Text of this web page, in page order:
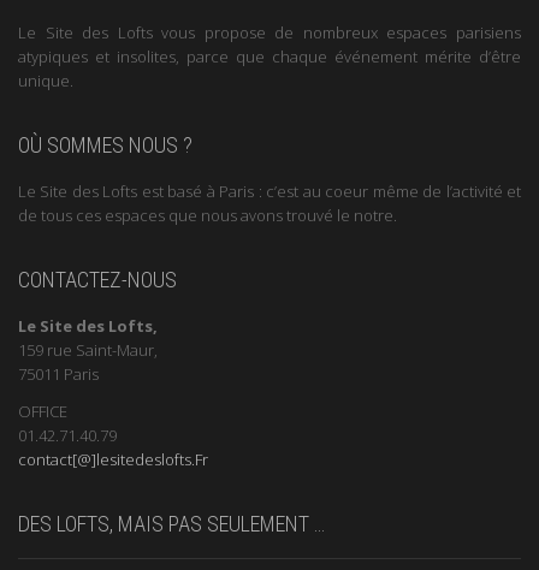
Le Site des Lofts vous propose de nombreux espaces parisiens
atypiques et insolites, parce que chaque événement mérite d’être
unique.
OÙ SOMMES NOUS ?
Le Site des Lofts est basé à Paris : c’est au coeur même de l’activité et
de tous ces espaces que nous avons trouvé le notre.
CONTACTEZ-NOUS
Le Site des Lofts,
159 rue Saint-Maur,
75011 Paris
OFFICE
01.42.71.40.79
contact[@]lesitedeslofts.Fr
DES LOFTS, MAIS PAS SEULEMENT …